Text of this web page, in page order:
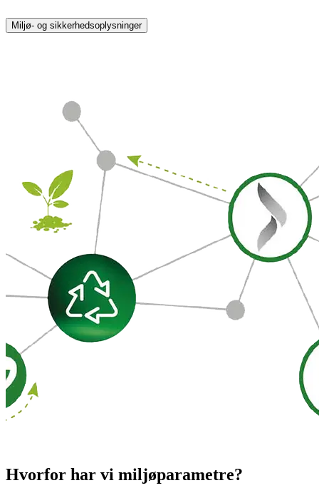
Miljø- og sikkerhedsoplysninger
Hvorfor har vi miljøparametre?